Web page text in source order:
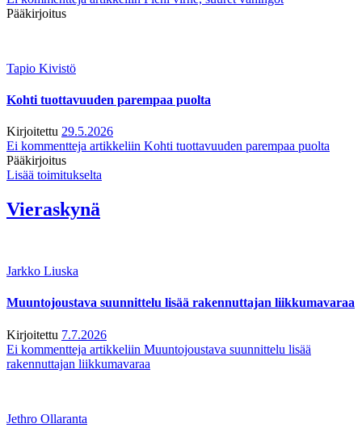
Pääkirjoitus
Tapio Kivistö
Kohti tuottavuuden parempaa puolta
Kirjoitettu 29.5.2026
Ei kommentteja artikkeliin Kohti tuottavuuden parempaa puolta
Pääkirjoitus
Lisää toimitukselta
Vieraskynä
Jarkko Liuska
Muuntojoustava suunnittelu lisää rakennuttajan liikkumavaraa
Kirjoitettu 7.7.2026
Ei kommentteja artikkeliin Muuntojoustava suunnittelu lisää
rakennuttajan liikkumavaraa
Jethro Ollaranta